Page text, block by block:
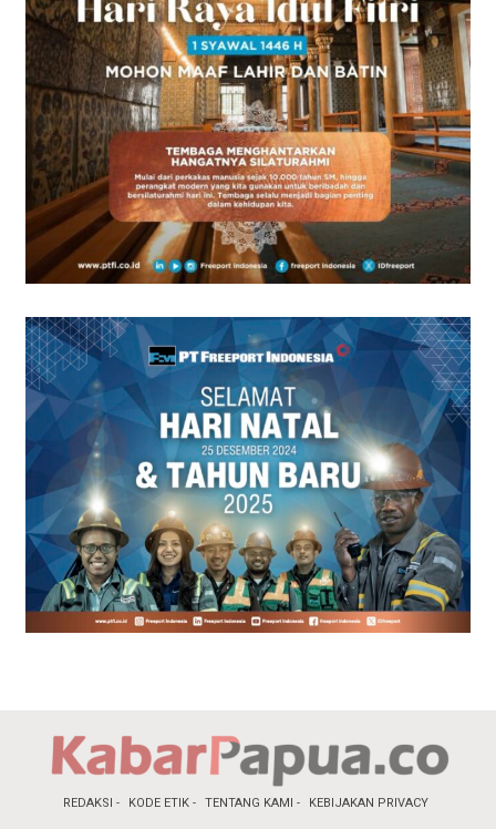
REDAKSI KODE ETIK TENTANG KAMI KEBIJAKAN PRIVACY